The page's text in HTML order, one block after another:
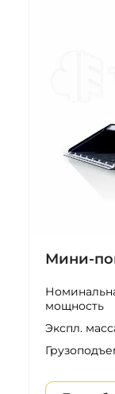
Мини-
мощность
Экспл.